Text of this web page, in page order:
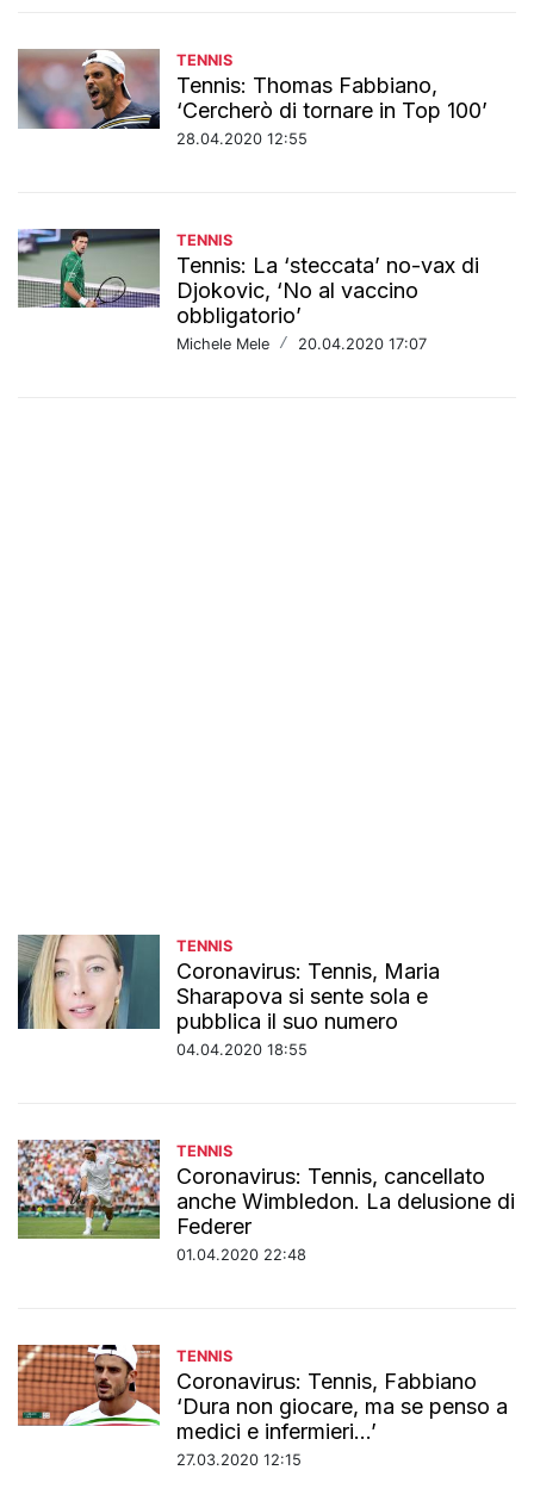
TENNIS
Tennis: Thomas Fabbiano,
‘Cercherò di tornare in Top 100’
28.04.2020 12:55
TENNIS
Tennis: La ‘steccata’ no-vax di
Djokovic, ‘No al vaccino
obbligatorio’
Michele Mele / 20.04.2020 17:07
TENNIS
Coronavirus: Tennis, Maria
Sharapova si sente sola e
pubblica il suo numero
04.04.2020 18:55
TENNIS
Coronavirus: Tennis, cancellato
anche Wimbledon. La delusione di
Federer
01.04.2020 22:48
TENNIS
Coronavirus: Tennis, Fabbiano
‘Dura non giocare, ma se penso a
medici e infermieri...’
27.03.2020 12:15